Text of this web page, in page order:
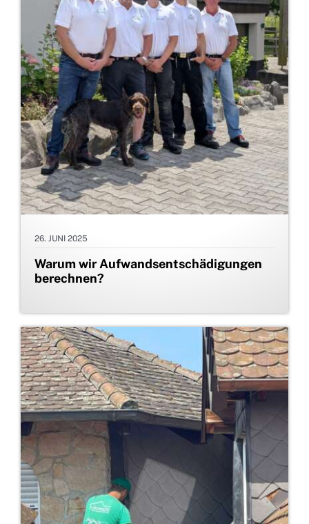
26. JUNI 2025
Warum wir Aufwandsentschädigungen
berechnen?